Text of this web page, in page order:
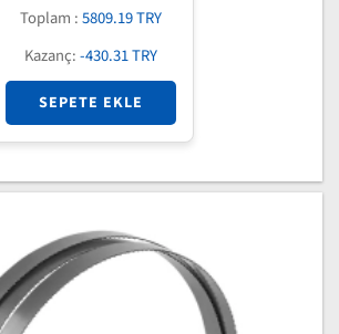
Toplam :5809.19 TRY
Kazanç:-430.31 TRY
SEPETE EKLE